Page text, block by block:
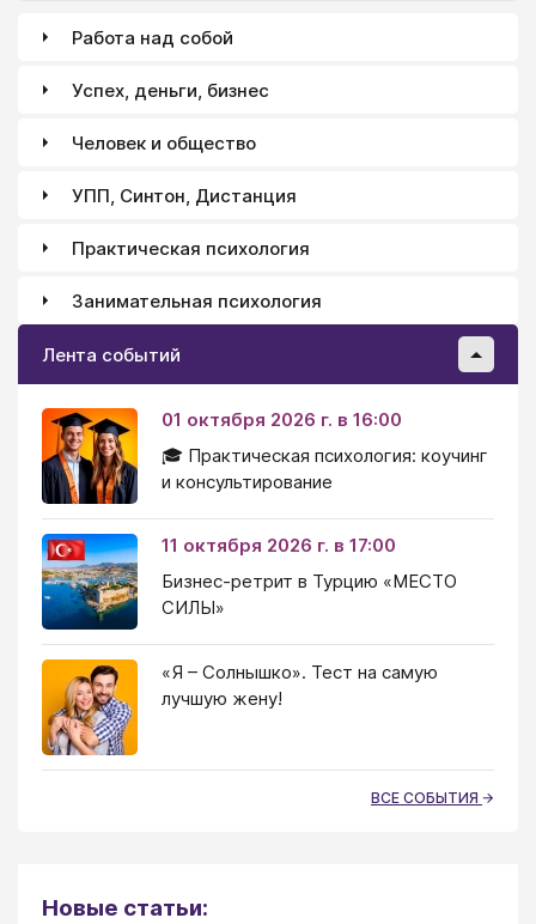
Работа над собой
Успех, деньги, бизнес
Человек и общество
УПП, Синтон, Дистанция
Практическая психология
Занимательная психология
Лента событий
01 октября 2026 г. в 16:00
🎓 Практическая психология: коучинг
и консультирование
11 октября 2026 г. в 17:00
Бизнес-ретрит в Турцию «МЕСТО
СИЛЫ»
«Я – Солнышко». Тест на самую
лучшую жену!
ВСЕ СОБЫТИЯ
Новые статьи: